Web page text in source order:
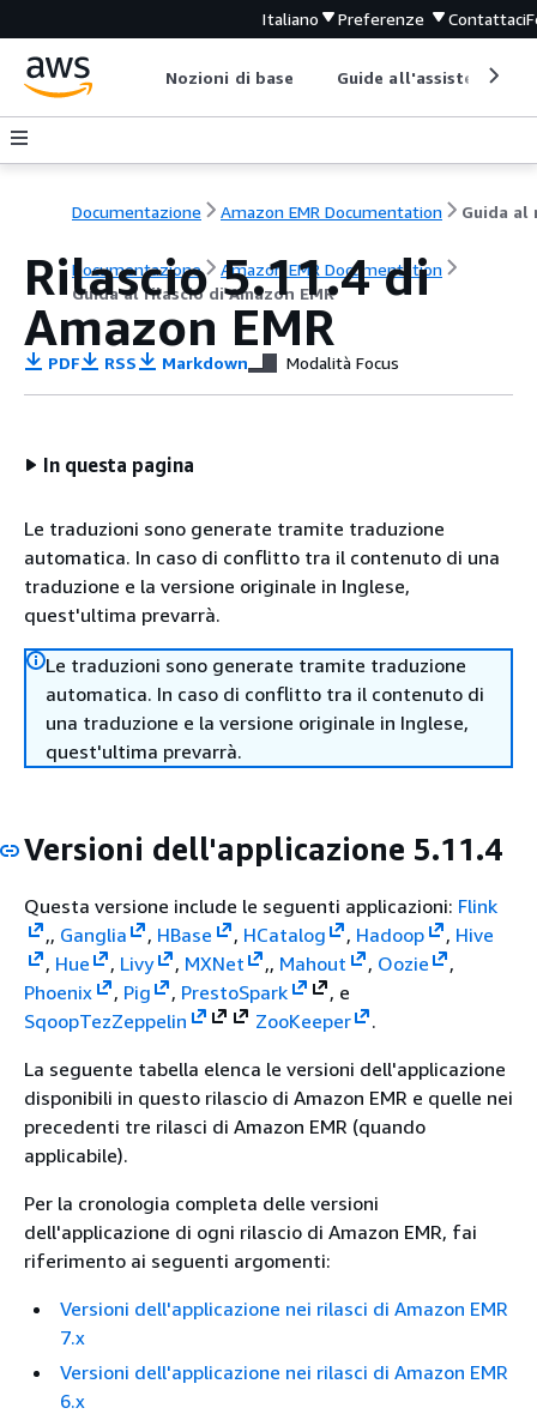
Italiano Preferenze Contattaci
Nozioni di base Guide all'assistenza
Documentazione Amazon EMR Documentation
Documentazione
Amazon EMR Documentation
Guida al rilascio di Amazon EMR
Rilascio 5.11.4 di
Amazon EMR
PDF RSS Markdown Modalità Focus
In questa pagina
Le traduzioni sono generate tramite traduzione
automatica. In caso di conflitto tra il contenuto di una
traduzione e la versione originale in Inglese,
quest'ultima prevarrà.
Le traduzioni sono generate tramite traduzione
automatica. In caso di conflitto tra il contenuto di
una traduzione e la versione originale in Inglese,
quest'ultima prevarrà.
Versioni dell'applicazione 5.11.4
Questa versione include le seguenti applicazioni: Flink
,, Ganglia , HBase , HCatalog , Hadoop , Hive
, Hue , Livy , MXNet ,, Mahout , Oozie
,
Phoenix
, Pig , PrestoSpark
, e
SqoopTezZeppelin ZooKeeper
.
La seguente tabella elenca le versioni dell'applicazione
disponibili in questo rilascio di Amazon EMR e quelle nei
precedenti tre rilasci di Amazon EMR (quando
applicabile).
Per la cronologia completa delle versioni
dell'applicazione di ogni rilascio di Amazon EMR, fai
riferimento ai seguenti argomenti:
Versioni dell'applicazione nei rilasci di Amazon EMR
7.x
Versioni dell'applicazione nei rilasci di Amazon EMR
6.x